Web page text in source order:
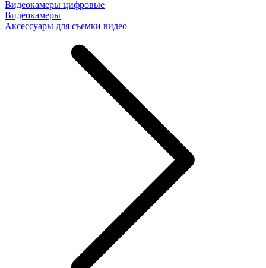
Видеокамеры цифровые
Видеокамеры
Аксессуары для съемки видео